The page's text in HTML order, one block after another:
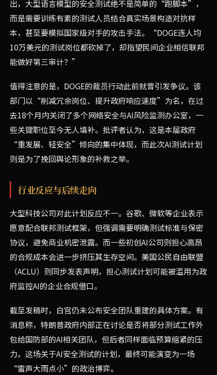
出，大型语言模型的安全测试绝不是简单的“跑脚本”，
而是需要训练有素的测试人员结合真实场景构造对抗样
本，甚至要模拟国家级对手的攻击手法。“DOGE连人均
10万美元的测试岗位都砍掉了，却指望民间企业相信联邦
能做好第三审计？”
值得注意的是，DOGE的裁员行动此前就曾引发争议。该
部门以“削减冗余岗位、提升政府响应速度”为名，在过
去18个月内关闭了多个网络安全与AI风险监测办公室，一
些关键职位至今无人填补。批评者认为，这是本届政府
“重发展、轻安全”倾向的集中体现，而此次AI测试计划
则是为了挽回舆论形象的补救之举。
行业反应与后续走向
大型科技公司对此计划反应不一。谷歌、微软等企业表示
愿意配合联邦测试框架，但强调需要明确测试标准与保密
协议，避免商业机密泄露。而一些初创AI公司则担心高昂
的合规成本会进一步挤压其生存空间。美国公民自由联盟
（ACLU）则同步发表声明，担心测试计划可能被滥用为政
府监控AI的企业合规借口。
截至发稿时，白宫仍未公布安全团队重建的具体方案。有
消息称，特朗普政府内部正在讨论是否将部分测试工作外
包给国防部的AI相关团队，但后者同样面临预算缩紧的压
力。这场关于AI安全测试的计划，最终可能演变为一场
“雷声大雨点小”的政治博弈。